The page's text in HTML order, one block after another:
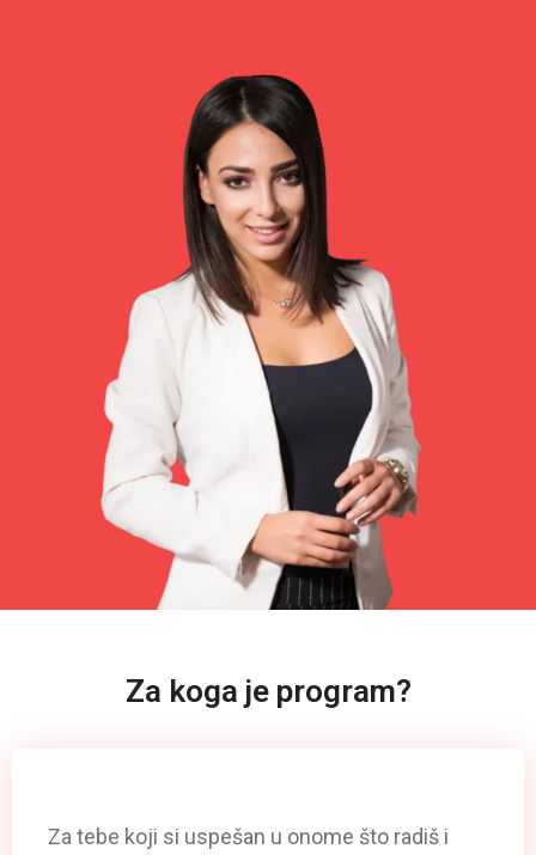
Za koga je program?
Za tebe koji si uspešan u onome što radiš i